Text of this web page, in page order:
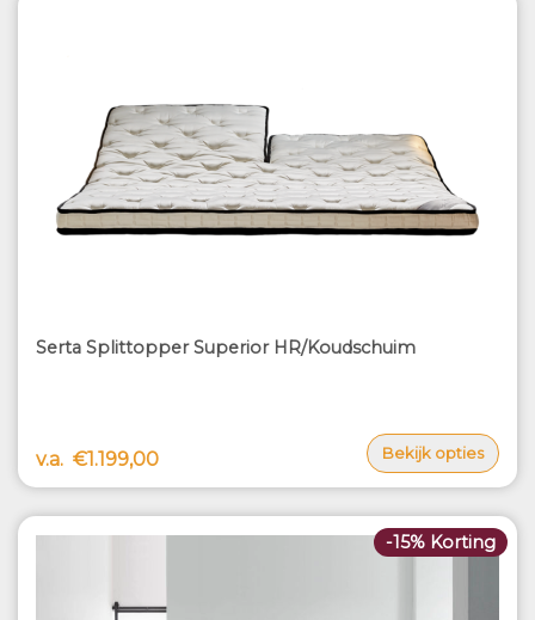
Serta Splittopper Superior HR/Koudschuim
v.a. €1.199,00 Bekijk opties
-15% Korting